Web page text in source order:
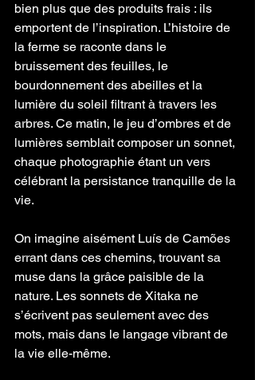
bien plus que des produits frais : ils
emportent de l’inspiration. L’histoire de
la ferme se raconte dans le
bruissement des feuilles, le
bourdonnement des abeilles et la
lumière du soleil filtrant à travers les
arbres. Ce matin, le jeu d’ombres et de
lumières semblait composer un sonnet,
chaque photographie étant un vers
célébrant la persistance tranquille de la
vie.
On imagine aisément Luís de Camões
errant dans ces chemins, trouvant sa
muse dans la grâce paisible de la
nature. Les sonnets de Xitaka ne
s’écrivent pas seulement avec des
mots, mais dans le langage vibrant de
la vie elle-même.